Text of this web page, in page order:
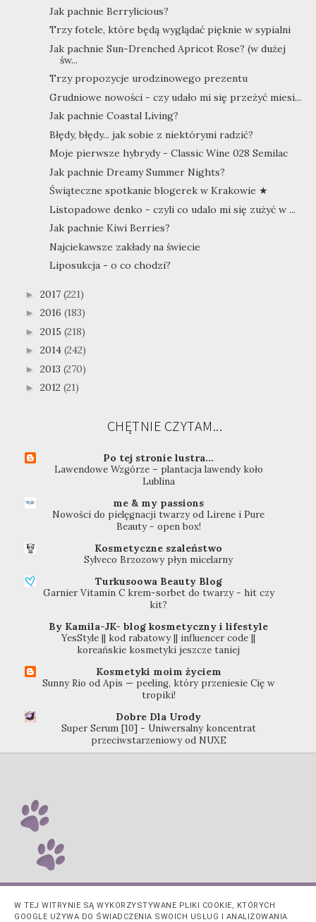
Jak pachnie Berrylicious?
Trzy fotele, które będą wyglądać pięknie w sypialni
Jak pachnie Sun-Drenched Apricot Rose? (w dużej
św...
Trzy propozycje urodzinowego prezentu
Grudniowe nowości - czy udało mi się przeżyć miesi...
Jak pachnie Coastal Living?
Błędy, błędy... jak sobie z niektórymi radzić?
Moje pierwsze hybrydy - Classic Wine 028 Semilac
Jak pachnie Dreamy Summer Nights?
Świąteczne spotkanie blogerek w Krakowie ★
Listopadowe denko - czyli co udalo mi się zużyć w ...
Jak pachnie Kiwi Berries?
Najciekawsze zakłady na świecie
Liposukcja - o co chodzi?
► 2017 (221)
► 2016 (183)
► 2015 (218)
► 2014 (242)
► 2013 (270)
► 2012 (21)
CHĘTNIE CZYTAM...
Po tej stronie lustra...
Lawendowe Wzgórze – plantacja lawendy koło
Lublina
me & my passions
Nowości do pielęgnacji twarzy od Lirene i Pure
Beauty - open box!
Kosmetyczne szaleństwo
Sylveco Brzozowy płyn micelarny
Turkusoowa Beauty Blog
Garnier Vitamin C krem-sorbet do twarzy - hit czy
kit?
By Kamila-JK- blog kosmetyczny i lifestyle
YesStyle || kod rabatowy || influencer code ||
koreańskie kosmetyki jeszcze taniej
Kosmetyki moim życiem
Sunny Rio od Apis — peeling, który przeniesie Cię w
tropiki!
Dobre Dla Urody
Super Serum [10] - Uniwersalny koncentrat
przeciwstarzeniowy od NUXE
W TEJ WITRYNIE SĄ WYKORZYSTYWANE PLIKI COOKIE, KTÓRYCH
GOOGLE UŻYWA DO ŚWIADCZENIA SWOICH USŁUG I ANALIZOWANIA